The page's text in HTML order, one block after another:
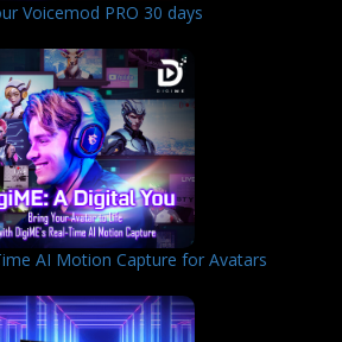
Voicemod PRO 30 days
AI Motion Capture for Avatars